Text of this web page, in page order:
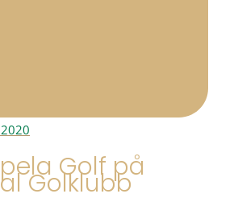
Golf på
Golklubb